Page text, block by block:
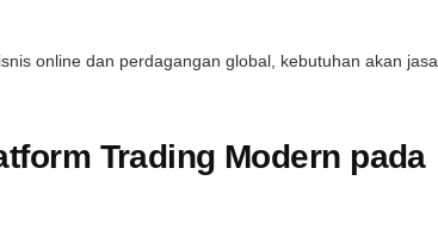
online dan perdagangan global, kebutuhan akan jasa
Trading Modern pada